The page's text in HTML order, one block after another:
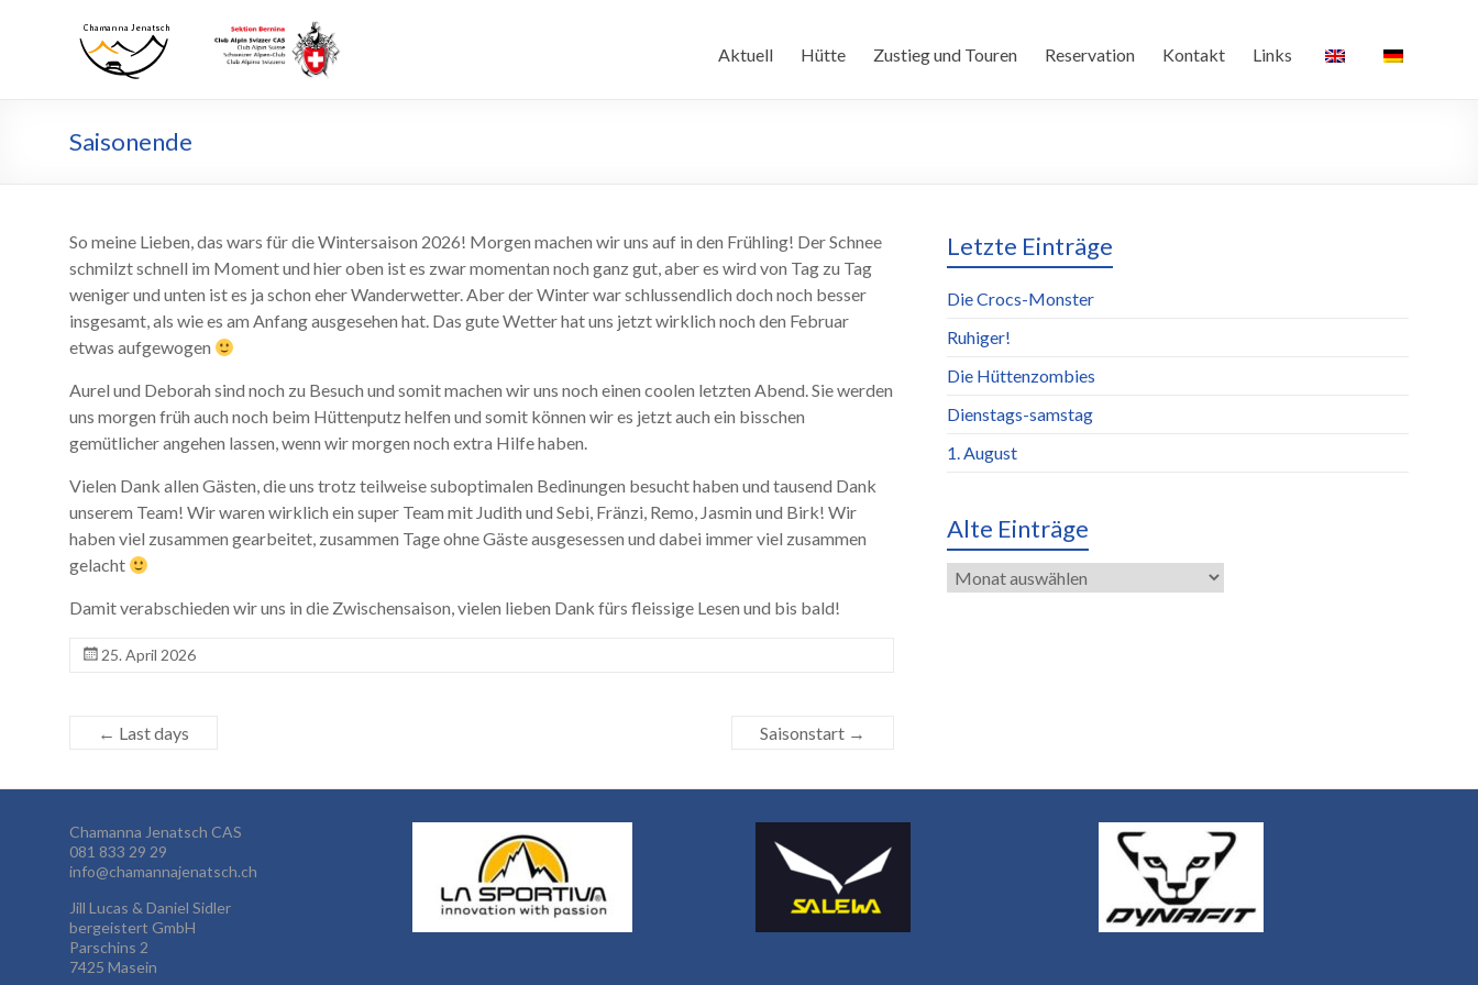
Chamanna
Jenatsch
Chamanna
Jenatsch
Aktuell Hütte Zustieg und Touren Reservation Kontakt Links
Saisonende
So meine Lieben, das wars für die Wintersaison 2026! Morgen machen wir uns auf in den Frühling! Der Schnee
schmilzt schnell im Moment und hier oben ist es zwar momentan noch ganz gut, aber es wird von Tag zu Tag
weniger und unten ist es ja schon eher Wanderwetter. Aber der Winter war schlussendlich doch noch besser
insgesamt, als wie es am Anfang ausgesehen hat. Das gute Wetter hat uns jetzt wirklich noch den Februar
etwas aufgewogen
Aurel und Deborah sind noch zu Besuch und somit machen wir uns noch einen coolen letzten Abend. Sie werden
uns morgen früh auch noch beim Hüttenputz helfen und somit können wir es jetzt auch ein bisschen
gemütlicher angehen lassen, wenn wir morgen noch extra Hilfe haben.
Vielen Dank allen Gästen, die uns trotz teilweise suboptimalen Bedinungen besucht haben und tausend Dank
unserem Team! Wir waren wirklich ein super Team mit Judith und Sebi, Fränzi, Remo, Jasmin und Birk! Wir
haben viel zusammen gearbeitet, zusammen Tage ohne Gäste ausgesessen und dabei immer viel zusammen
gelacht
Damit verabschieden wir uns in die Zwischensaison, vielen lieben Dank fürs fleissige Lesen und bis bald!
25. April 2026
← Last days Saisonstart →
Letzte Einträge
Die Crocs-Monster
Ruhiger!
Die Hüttenzombies
Dienstags-samstag
1. August
Alte Einträge
Alte
Einträge
Chamanna Jenatsch CAS
081 833 29 29
info@chamannajenatsch.ch
Jill Lucas & Daniel Sidler
bergeistert GmbH
Parschins 2
7425 Masein